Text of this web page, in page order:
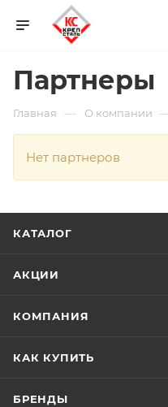
Партнеры
Главная — О компании
Нет партнеров
КАТАЛОГ
АКЦИИ
КОМПАНИЯ
КАК КУПИТЬ
БРЕНДЫ